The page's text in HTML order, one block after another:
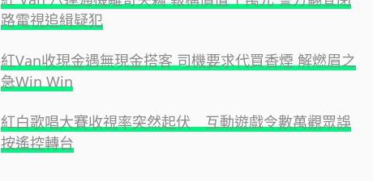
路電視追緝疑犯
紅Van收現金遇無現金搭客 司機要求代買香煙 解燃眉之
急Win Win
紅白歌唱大賽收視率突然起伏 互動遊戲令數萬觀眾誤
按遙控轉台